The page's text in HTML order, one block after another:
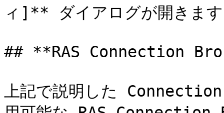
ィ]** ダイアログが開きます
## **RAS Connection
上記で説明した